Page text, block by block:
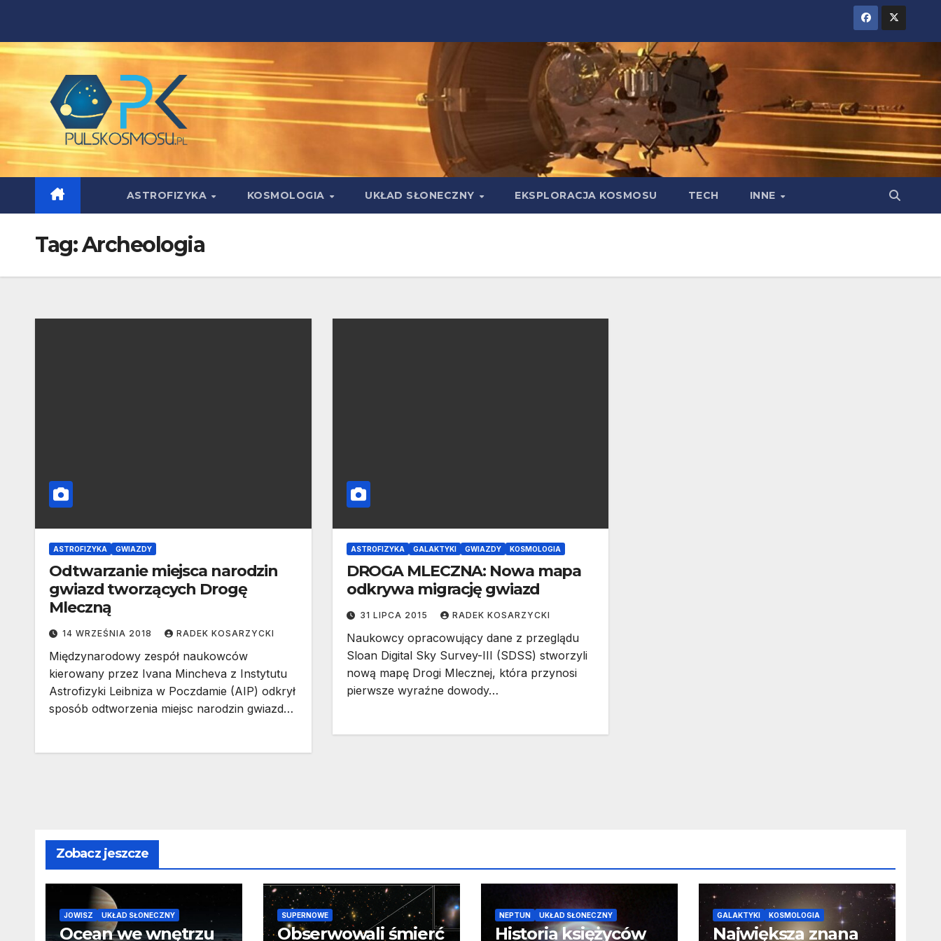
content
ASTROFIZYKA KOSMOLOGIA UKŁAD SŁONECZNY EKSPLORACJA KOSMOSU TECH INNE
Tag:Archeologia
ASTROFIZYKA GWIAZDY
Odtwarzanie miejsca narodzin
gwiazd tworzących Drogę
Mleczną
14 WRZEŚNIA 2018 RADEK KOSARZYCKI
Międzynarodowy zespół naukowców
kierowany przez Ivana Mincheva z Instytutu
Astrofizyki Leibniza w Poczdamie (AIP) odkrył
sposób odtworzenia miejsc narodzin gwiazd…
ASTROFIZYKA GALAKTYKI GWIAZDY KOSMOLOGIA
DROGA MLECZNA: Nowa mapa
odkrywa migrację gwiazd
31 LIPCA 2015 RADEK KOSARZYCKI
Naukowcy opracowujący dane z przeglądu
Sloan Digital Sky Survey-III (SDSS) stworzyli
nową mapę Drogi Mlecznej, która przynosi
pierwsze wyraźne dowody…
Zobacz jeszcze
JOWISZ UKŁAD SŁONECZNY
Ocean we wnętrzu
SUPERNOWE
Obserwowali śmierć
NEPTUN UKŁAD SŁONECZNY
Historia księżyców
GALAKTYKI KOSMOLOGIA
Największa znana